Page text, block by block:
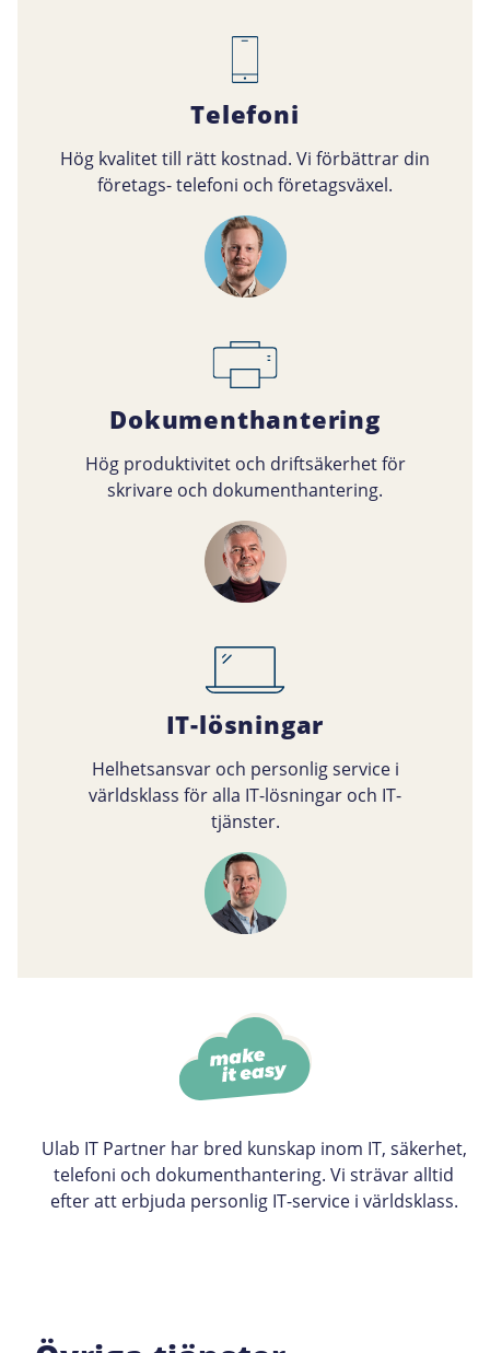
Telefoni
Hög kvalitet till rätt kostnad. Vi förbättrar din
företags- telefoni och företagsväxel.
Dokumenthantering
Hög produktivitet och driftsäkerhet för
skrivare och dokumenthantering.
IT-lösningar
Helhetsansvar och personlig service i
världsklass för alla IT-lösningar och IT-
tjänster.
Ulab IT Partner har bred kunskap inom IT, säkerhet,
telefoni och dokumenthantering. Vi strävar alltid
efter att erbjuda personlig IT-service i världsklass.